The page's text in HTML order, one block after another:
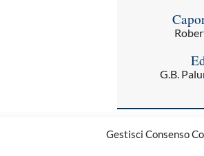
Gestisci Consenso
G.B.